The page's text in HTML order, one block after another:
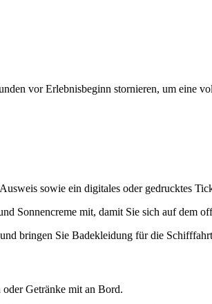
vor Erlebnisbeginn stornieren, um eine
sowie ein digitales oder gedrucktes
Sonnencreme mit, damit Sie sich auf dem
bringen Sie Badekleidung für die
Getränke mit an Bord.